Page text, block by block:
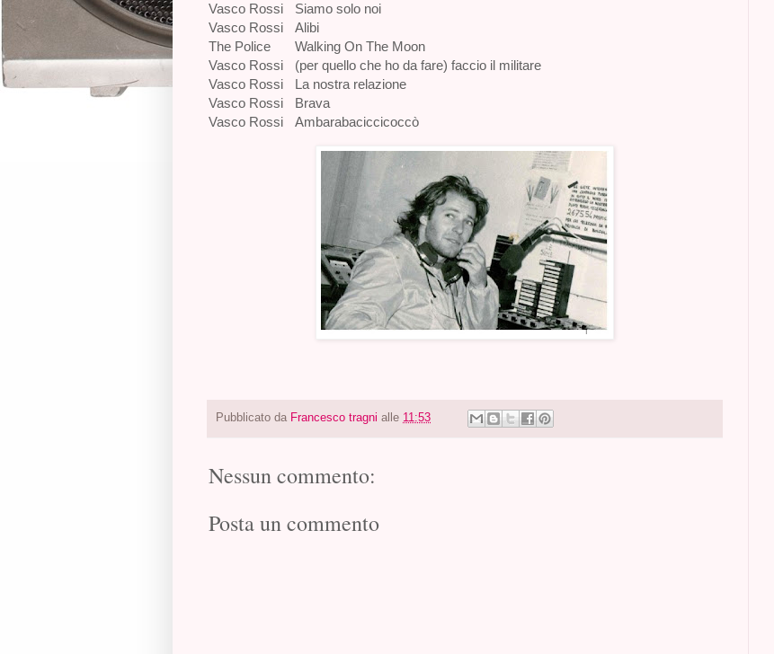
Vasco Rossi
Siamo solo noi
Vasco Rossi
Alibi
The Police
Walking On The Moon
Vasco Rossi
(per quello che ho da fare) faccio il militare
Vasco Rossi
La nostra relazione
Vasco Rossi
Brava
Vasco Rossi
Ambarabaciccicoccò
Pubblicato da Francesco tragni alle 11:53
Nessun commento:
Posta un commento